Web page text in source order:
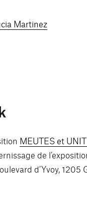
Martinez
MEUTES et
de
d’Yvoy, 1205